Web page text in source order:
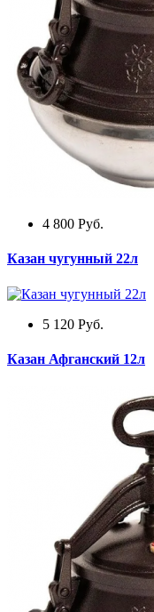
4 800 Руб.
Казан чугунный 22л
5 120 Руб.
Казан Афганский 12л